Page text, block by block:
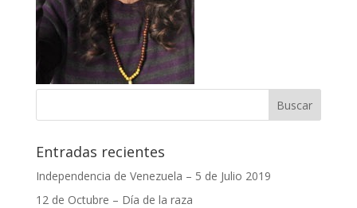
Entradas recientes
Independencia de Venezuela – 5 de Julio 2019
12 de Octubre – Día de la raza